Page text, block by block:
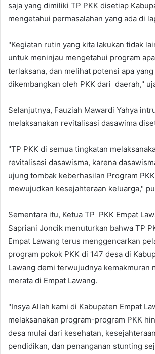
saja yang dimiliki TP PKK disetiap
mengetahui permasalahan yang ada di
"Kegiatan rutin yang kita lakukan tidak
untuk meninjau mengetahui program
terlaksana, dan melihat potensi apa
dikembangkan oleh PKK dari daerah,"
Selanjutnya, Fauziah Mawardi Yahya
melaksanakan revitalisasi dasawima
"TP PKK di semua tingkatan
revitalisasi dasawisma, karena
ujung tombak keberhasilan Program
mewujudkan kesejahteraan keluarga,"
Sementara itu, Ketua TP PKK Empat
Sapriani Joncik menuturkan bahwa TP
Empat Lawang terus menggencarkan
program pokok PKK di 147 desa di
Lawang demi terwujudnya kemakmuran
merata di Empat Lawang.
"Insya Allah kami di Kabupaten Empat
melaksanakan program-program PKK
desa mulai dari kesehatan,
pendidikan, dan penanganan stunting